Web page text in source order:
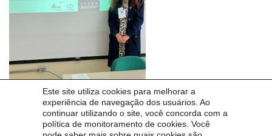
Este site utiliza cookies para melhorar a
experiência de navegação dos usuários. Ao
continuar utilizando o site, você concorda com a
política de monitoramento de cookies. Você
Posts recentes